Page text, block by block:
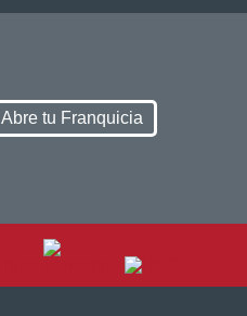
Abre tu Franquicia